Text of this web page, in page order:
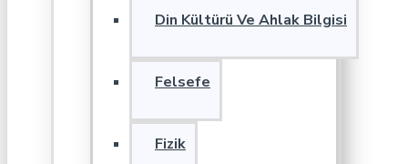
Din Kültürü Ve Ahlak Bilgisi
Felsefe
Fizik